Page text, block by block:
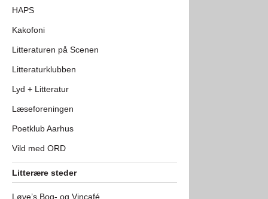
HAPS
Kakofoni
Litteraturen på Scenen
Litteraturklubben
Lyd + Litteratur
Læseforeningen
Poetklub Aarhus
Vild med ORD
Litterære steder
Løve’s Bog- og Vincafé